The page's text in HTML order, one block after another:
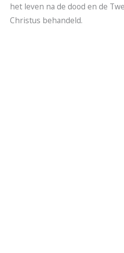
het leven na de dood en de
Christus behandeld.